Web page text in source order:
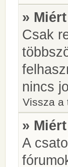
»
Csak
nincs
Vissza a
»
A